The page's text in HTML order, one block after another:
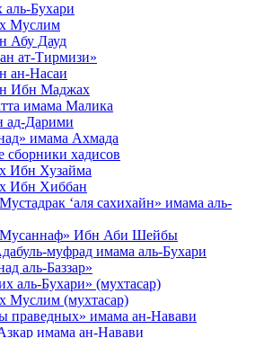
аль-Бухари
Муслим
Абу Дауд
ат-Тирмизи»
ан-Насаи
Ибн Маджах
имама Малика
ад-Дарими
имама Ахмада
сборники хадисов
Ибн Хузайма
Ибн Хиббан
‘аля сахихайн» имама аль-
Мусаннаф» Ибн Аби Шейбы
муфрад имама аль-Бухари
аль-Баззар»
аль-Бухари» (мухтасар)
Муслим (мухтасар)
праведных» имама ан-Навави
имама ан-Навави